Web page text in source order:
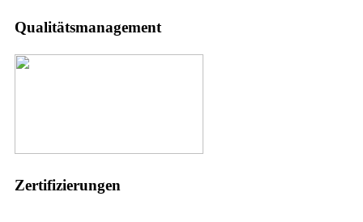
Qualitätsmanagement
Zertifizierungen